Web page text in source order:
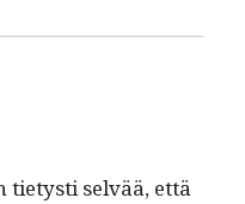
tietysti selvää, että